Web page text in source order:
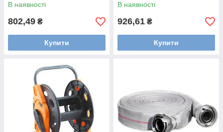
В наявності
802,49 ₴
Купити
В наявності
926,61 ₴
Купити